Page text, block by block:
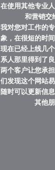
在使用其他专业
和营销交
我对您对工作的
象，在很短的时
现在已经上线几
系人那里得到了
两个客户让您承
们发现这个网站
随时可以更新信
其他